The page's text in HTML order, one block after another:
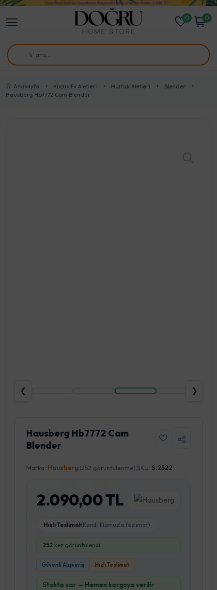
0 0
Anasayfa Küçük Ev Aletleri Mutfak Aletleri
Blender
Hausberg Hb7772 Cam Blender
❮ ❯
Hausberg Hb7772 Cam
Blender
Marka: Hausberg (252 görüntülenme) SKU: S.2522
2.090,00 TL
Hızlı Teslimat(Kendi filomuzla teslimat)
252 kez görüntülendi
Güvenli Alışveriş Hızlı Teslimat
Stokta var — Hemen kargoya verilir